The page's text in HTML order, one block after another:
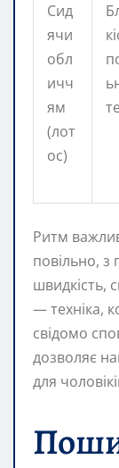
Сид
ячи
обл
ичч
ям
(лот
ос)
Ритм
повільно, з
швидкість,
— техніка,
свідомо
дозволяє
для